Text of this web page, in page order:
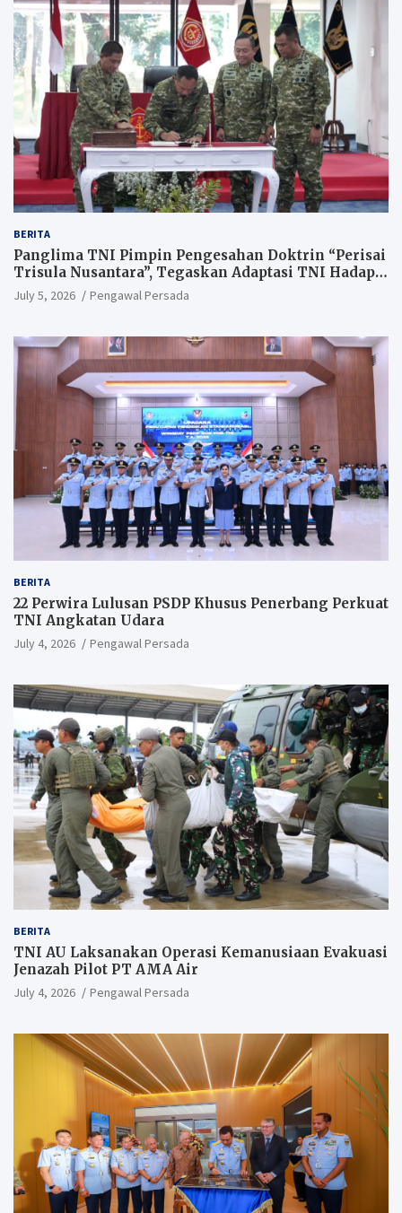
BERITA
Panglima TNI Pimpin Pengesahan Doktrin “Perisai
Trisula Nusantara”, Tegaskan Adaptasi TNI Hadapi
Perang Modern
July 5, 2026 Pengawal Persada
BERITA
22 Perwira Lulusan PSDP Khusus Penerbang Perkuat
TNI Angkatan Udara
July 4, 2026 Pengawal Persada
BERITA
TNI AU Laksanakan Operasi Kemanusiaan Evakuasi
Jenazah Pilot PT AMA Air
July 4, 2026 Pengawal Persada